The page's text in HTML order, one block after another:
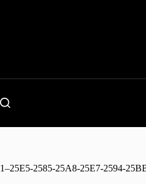
1–25E5-2585-25A8-25E7-2594-